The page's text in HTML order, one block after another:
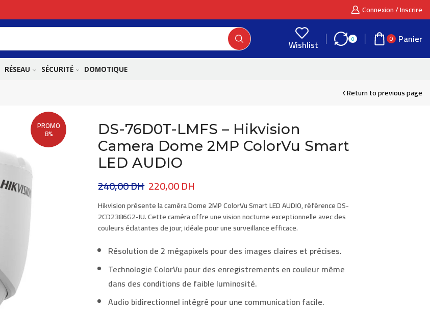
Connexion / Inscrire
Wishlist 0 0 Panier
RÉSEAU SÉCURITÉ DOMOTIQUE
Return to previous page
PROMO
8%
DS-76D0T-LMFS – Hikvision
Camera Dome 2MP ColorVu Smart
LED AUDIO
240,00DH 220,00DH
Hikvisionprésente la caméra Dome 2MP ColorVu Smart LED AUDIO, référenceDS-
2CD2386G2-IU. Cette caméra offre une vision nocturne exceptionnelle avec des
couleurs éclatantes de jour, idéale pour une surveillance efficace.
Résolution de 2 mégapixels pour des images claires et précises.
Technologie ColorVu pour des enregistrements en couleur même
dans des conditions de faible luminosité.
Audio bidirectionnel intégré pour une communication facile.